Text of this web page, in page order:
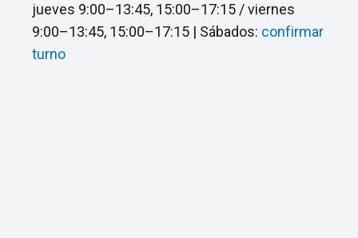
jueves 9:00–13:45, 15:00–17:15 / viernes
9:00–13:45, 15:00–17:15 | Sábados: confirmar
turno